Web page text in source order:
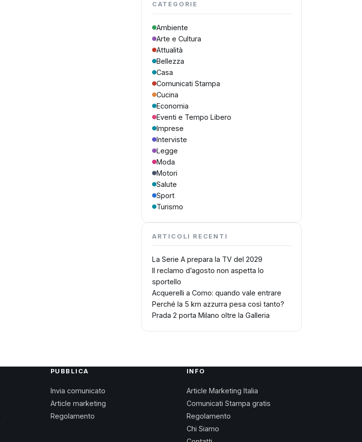
CATEGORIE
Ambiente
Arte e Cultura
Attualità
Bellezza
Casa
Comunicati Stampa
Cucina
Economia
Eventi e Tempo Libero
Imprese
Interviste
Legge
Moda
Motori
Salute
Sport
Turismo
ARTICOLI RECENTI
La Serie A prepara la TV del 2029
Il reclamo d’agosto non aspetta lo
sportello
Acquerelli a Como: quando vale entrare
Perché la 5 km azzurra pesa così tanto?
Prada 2 porta Milano oltre la Galleria
PUBBLICA
Invia comunicato
Article marketing
Regolamento
INFO
Article Marketing Italia
Comunicati Stampa gratis
Regolamento
Chi Siamo